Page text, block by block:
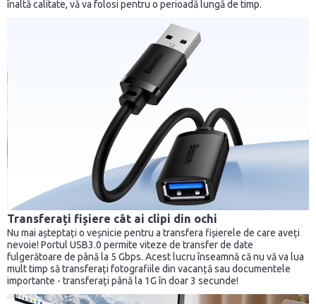
înaltă calitate, vă va folosi pentru o perioadă lungă de timp.
Transferați fișiere cât ai clipi din ochi
Nu mai așteptați o veșnicie pentru a transfera fișierele de care aveți
nevoie! Portul USB3.0 permite viteze de transfer de date
fulgerătoare de până la 5 Gbps. Acest lucru înseamnă că nu vă va lua
mult timp să transferați fotografiile din vacanță sau documentele
importante - transferați până la 1G în doar 3 secunde!